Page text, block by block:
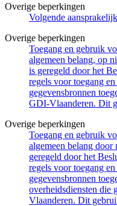
Overige beperkingen
Volgende
Overige beperkingen
Toegang en gebruik
algemeen belang, op
is geregeld door het
regels voor toegang
gegevensbronnen
GDI-Vlaanderen. Dit
Overige beperkingen
Toegang en gebruik
algemeen belang door
geregeld door het
regels voor toegang
gegevensbronnen
overheidsdiensten die
Vlaanderen. Dit